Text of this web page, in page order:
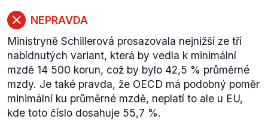
NEPRAVDA
Ministryně Schillerová prosazovala nejnižší ze tří
nabídnutých variant, která by vedla k minimální
mzdě 14 500 korun, což by bylo 42,5 % průměrné
mzdy. Je také pravda, že OECD má podobný poměr
minimální ku průměrné mzdě, neplatí to ale u EU,
kde toto číslo dosahuje 55,7 %.